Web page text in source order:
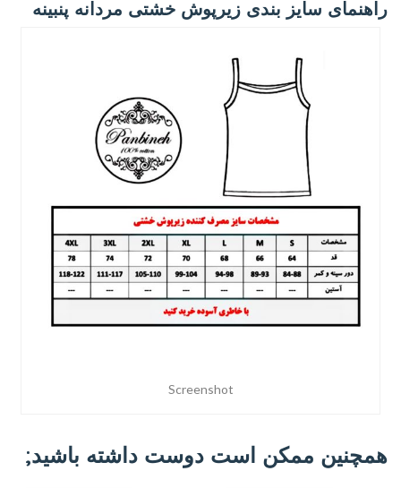
راهنمای سایز بندی زیرپوش خشتی مردانه پنبینه
Screenshot
همچنین ممکن است دوست داشته باشید;